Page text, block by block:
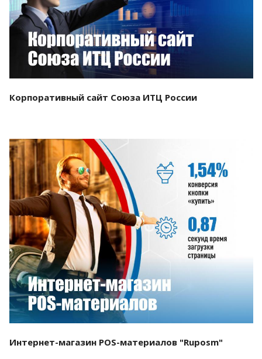
Корпоративный сайт Союза ИТЦ России
Смотреть проект
Интернет-магазин POS-материалов "Ruposm"